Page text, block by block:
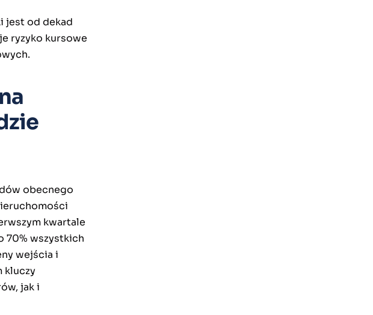
jest od dekad
ryzyko kursowe
obecnego
kwartale
70% wszystkich
wejścia i
kluczy
jak i